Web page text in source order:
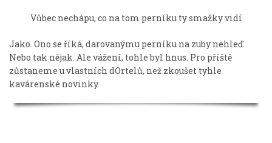
Vůbec nechápu, co na tom perníku ty smažky vidí
Jako. Ono se říká, darovanýmu perníku na zuby nehleď.
Nebo tak nějak. Ale vážení, tohle byl hnus. Pro příště
zůstaneme u vlastních dOrtelů, než zkoušet tyhle
kavárenské novinky.